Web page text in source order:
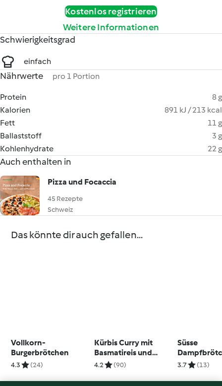
Kostenlos registrieren
Weitere Informationen
Schwierigkeitsgrad
einfach
Nährwerte pro 1 Portion
Protein
8 g
Kalorien
891 kJ / 213 kcal
Fett
11 g
Ballaststoff
3 g
Kohlenhydrate
22 g
Auch enthalten in
Pizza und Focaccia
45 Rezepte
Schweiz
Das könnte dir auch gefallen...
Vollkorn-
Burgerbrötchen
4.3 (24)
Kürbis Curry mit
Basmatireis und
Brokkoli
4.2 (90)
Süsse
Sojadrink
3.7 (13)